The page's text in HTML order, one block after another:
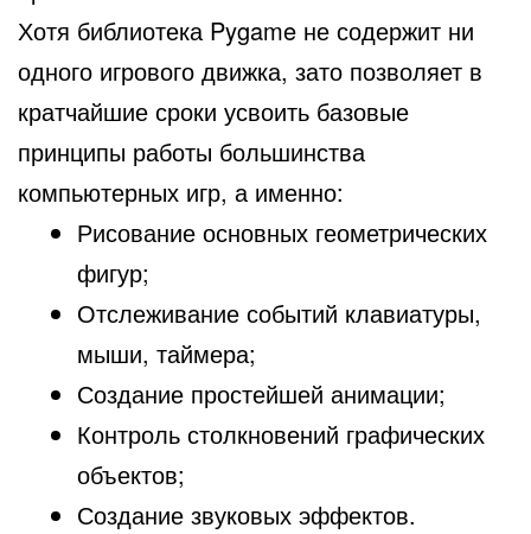
Хотя библиотека Pygame не содержит ни
одного игрового движка, зато позволяет в
кратчайшие сроки усвоить базовые
принципы работы большинства
компьютерных игр, а именно:
Рисование основных геометрических
фигур;
Отслеживание событий клавиатуры,
мыши, таймера;
Создание простейшей анимации;
Контроль столкновений графических
объектов;
Создание звуковых эффектов.